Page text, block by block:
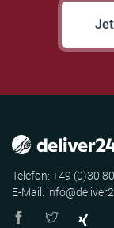
Telefon: +49 (0)30
E-Mail: